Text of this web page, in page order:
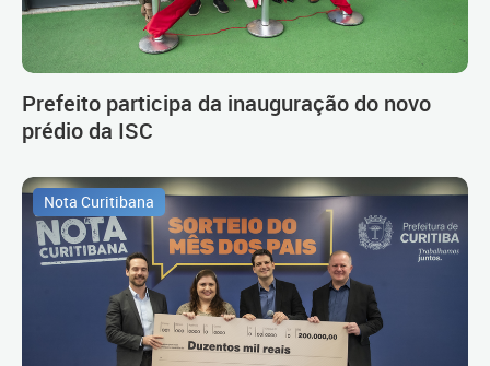
Prefeito participa da inauguração do novo
prédio da ISC
Nota Curitibana